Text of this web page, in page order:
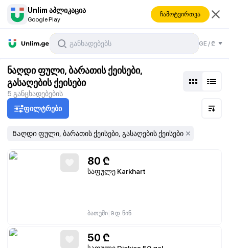
Unlim აპლიკაცია
Google Play
ჩამოტვირთვა
GE /₾
ნაღდი ფული, ბარათის ქეისები,
გასაღების ქეისები
5 განცხადებების
ფილტრები
Ნაღდი ფული, ბარათის ქეისები, გასაღების ქეისები
80 ₾
საფულე Karkhart
ბათუმი 9 დ. წინ
50 ₾
ქეისები